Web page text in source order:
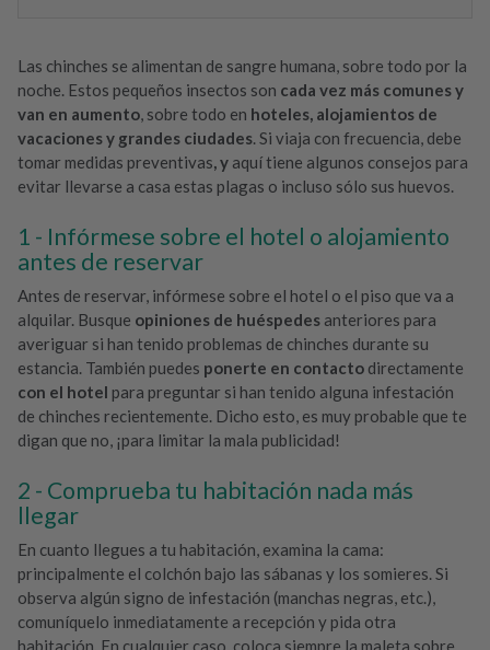
Las chinches se alimentan de sangre humana, sobre todo por la
noche. Estos pequeños insectos son cada vez más comunes y
van en aumento, sobre todo en hoteles, alojamientos de
vacaciones y grandes ciudades. Si viaja con frecuencia, debe
tomar medidas preventivas, y aquí tiene algunos consejos para
evitar llevarse a casa estas plagas o incluso sólo sus huevos.
Infórmese sobre el hotel o alojamiento
antes de reservar
Antes de reservar, infórmese sobre el hotel o el piso que va a
alquilar. Busque opiniones de huéspedes anteriores para
averiguar si han tenido problemas de chinches durante su
estancia. También puedes ponerte en contacto directamente
con el hotel para preguntar si han tenido alguna infestación
de chinches recientemente. Dicho esto, es muy probable que te
digan que no, ¡para limitar la mala publicidad!
Comprueba tu habitación nada más
llegar
En cuanto llegues a tu habitación, examina la cama:
principalmente el colchón bajo las sábanas y los somieres. Si
observa algún signo de infestación (manchas negras, etc.),
comuníquelo inmediatamente a recepción y pida otra
habitación. En cualquier caso, coloca siempre la maleta sobre